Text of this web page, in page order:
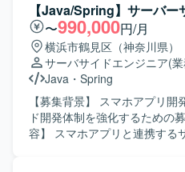
【Java/Spring】サーバ
〜990,000円/月
横浜市鶴見区（神奈川県）
サーバサイドエンジニア(
Java ・ Spring
【募集背景】 スマホアプリ
ド開発体制を強化するための募集と
容】 スマホアプリと連携する